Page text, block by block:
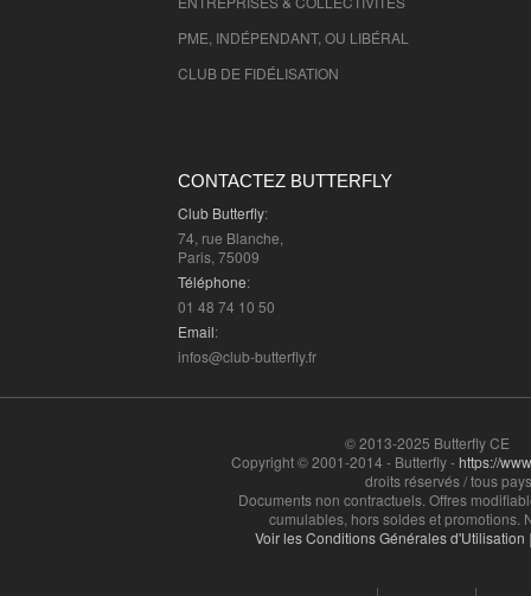
PME, INDÉPENDANT, OU LIBÉRAL
CLUB DE FIDÉLISATION
CONTACTEZ BUTTERFLY
Club Butterfly:
74, rue Blanche,
Paris, 75009
Téléphone:
01 48 74 10 50
Email:
infos@club-butterfly.fr
© 2013-2025 Butterfly CE
Copyright © 2001-2014 - Butterfly -https://
droits réservés / tous
Documents non contractuels. Offres
cumulables, hors soldes et promotions.
Voir les Conditions Générales d'Utilisation